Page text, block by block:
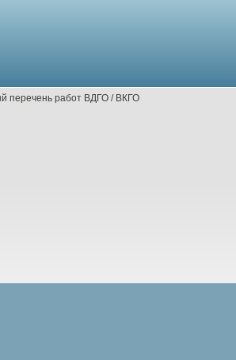
перечень работ ВДГО / ВКГО